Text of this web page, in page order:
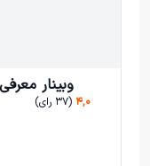
وبینار
۴,۰ (۳۷ رای)